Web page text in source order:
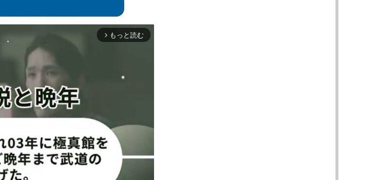
撮影会で際どいビキニ姿の米倉み
ゆ（@yone__miyu630より）
arrow_forward_ios もっと読む